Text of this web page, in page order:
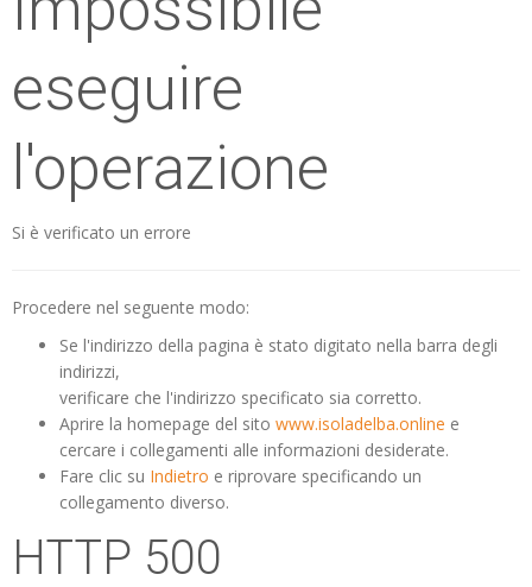
eseguire
l'operazione
Si è verificato un errore
Procedere nel seguente modo:
Se l'indirizzo della pagina è stato digitato nella barra degli
indirizzi,
verificare che l'indirizzo specificato sia corretto.
Aprire la homepage del sito www.isoladelba.online e
cercare i collegamenti alle informazioni desiderate.
Fare clic su Indietro e riprovare specificando un
collegamento diverso.
HTTP 500